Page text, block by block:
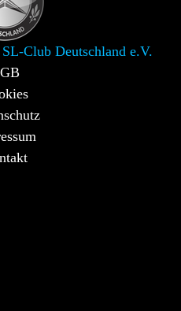
Club Deutschland e.V.